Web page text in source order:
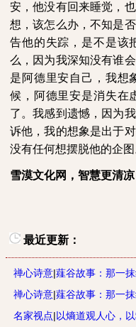
安，他没有回来睡觉，
想，该怎么办，不知是
告他的失踪，是不是该
么，因为我深知没有谁
是阿德里安自己，我想
候，阿德里安是消失在
了。我感到遗憾，因为
诉他，我的想象是出于
没有任何想摆脱他的企图
雪漠文化网，智慧更清凉
最近更新：
禅心诗意|薤谷故事：那一抹
禅心诗意|薤谷故事：那一抹
名家视点|以熵道观人心，